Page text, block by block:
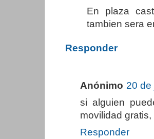
En plaza
tambien sera
Responder
Anónimo 20 de
si alguien
movilidad
Responder